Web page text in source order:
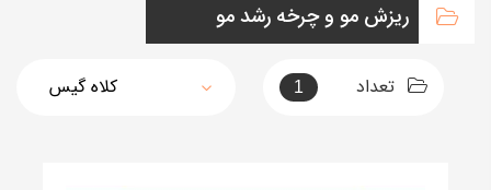
ریزش مو و چرخه رشد مو
تعداد 1